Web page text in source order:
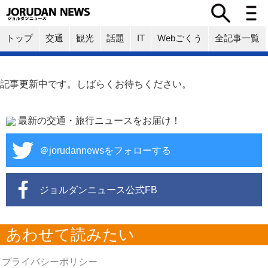
トップ 交通 観光 話題 IT Webごくう 全記事一覧
記事更新中です。しばらくお待ちください。
最新の交通・旅行ニュースをお届け！
＠jorudannewsをフォローする
ジョルダンニュース公式FB
あわせて読みたい
プライバシーポリシー